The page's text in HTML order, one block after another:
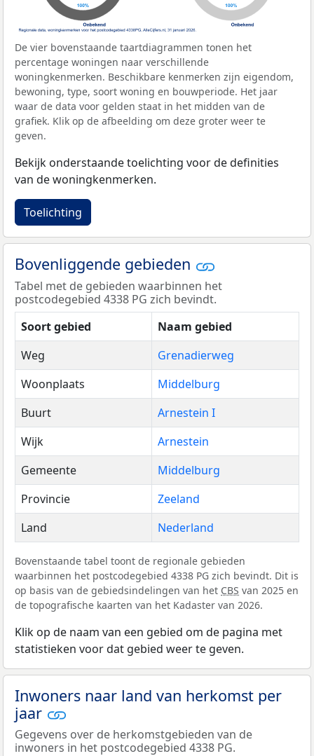
De vier bovenstaande taartdiagrammen tonen het
percentage woningen naar verschillende
woningkenmerken. Beschikbare kenmerken zijn eigendom,
bewoning, type, soort woning en bouwperiode. Het jaar
waar de data voor gelden staat in het midden van de
grafiek. Klik op de afbeelding om deze groter weer te
geven.
Bekijk onderstaande toelichting voor de definities
van de woningkenmerken.
Toelichting
Bovenliggende gebieden
Tabel met de gebieden waarbinnen het
postcodegebied 4338 PG zich bevindt.
Soort gebied
Naam gebied
Weg
Grenadierweg
Woonplaats
Middelburg
Buurt
Arnestein I
Wijk
Arnestein
Gemeente
Middelburg
Provincie
Zeeland
Land
Nederland
Bovenstaande tabel toont de regionale gebieden
waarbinnen het postcodegebied 4338 PG zich bevindt. Dit is
op basis van de gebiedsindelingen van het CBS van 2025 en
de topografische kaarten van het Kadaster van 2026.
Klik op de naam van een gebied om de pagina met
statistieken voor dat gebied weer te geven.
Inwoners naar land van herkomst per
jaar
Gegevens over de herkomstgebieden van de
inwoners in het postcodegebied 4338 PG.